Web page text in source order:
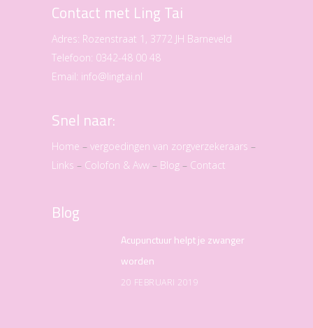
Contact met Ling Tai
Adres: Rozenstraat 1, 3772 JH Barneveld
Telefoon: 0342-48 00 48
Email: info@lingtai.nl
Snel naar:
Home – vergoedingen van zorgverzekeraars –
Links – Colofon & Avw – Blog – Contact
Blog
Acupunctuur helpt je zwanger
worden
20 FEBRUARI 2019